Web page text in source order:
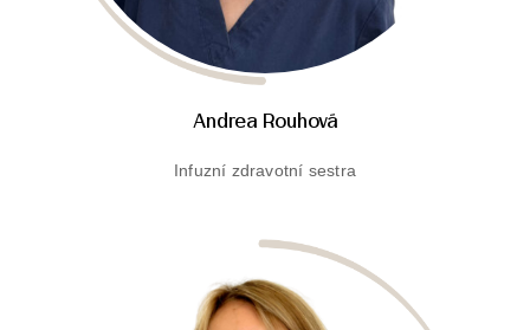
Andrea Rouhová
Infuzní zdravotní sestra